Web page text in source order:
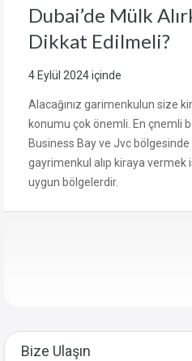
Dubai’de Mülk
Dikkat Edilmeli?
4 Eylül 2024içinde
Alacağınız garimenkulun size
konumu çok önemli. En çnemli
Business Bay ve Jvc bölgesinde
gayrimenkul alıp kiraya vermek
uygun bölgelerdir.
Bize Ulaşın